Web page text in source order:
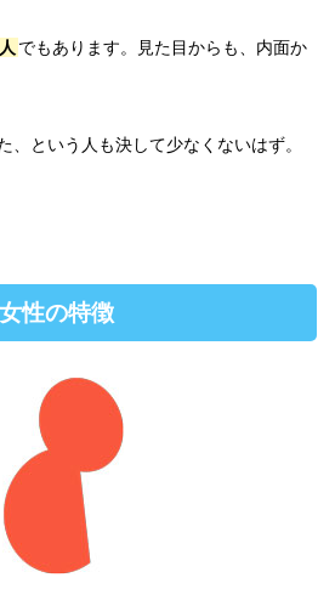
でもあります。見た目からも、内面か
、という人も決して少なくないはず。
性の特徴